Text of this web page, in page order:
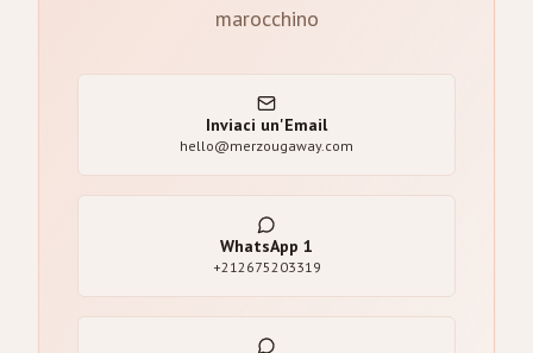
marocchino
Inviaci un'Email
hello@merzougaway.com
WhatsApp 1
+212675203319